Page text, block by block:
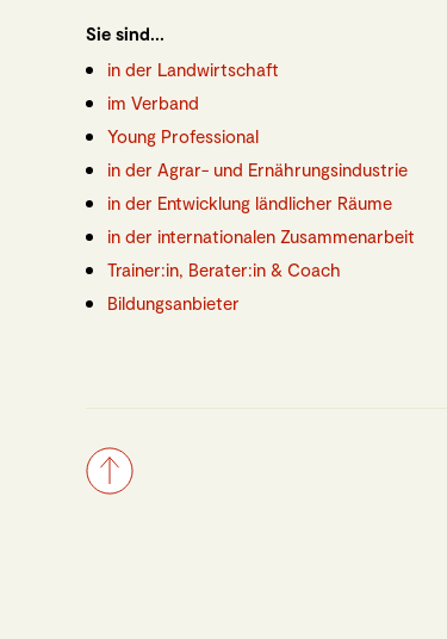
Sie sind...
in der Landwirtschaft
im Verband
Young Professional
in der Agrar- und Ernährungsindustrie
in der Entwicklung ländlicher Räume
in der internationalen Zusammenarbeit
Trainer:in, Berater:in & Coach
Bildungsanbieter